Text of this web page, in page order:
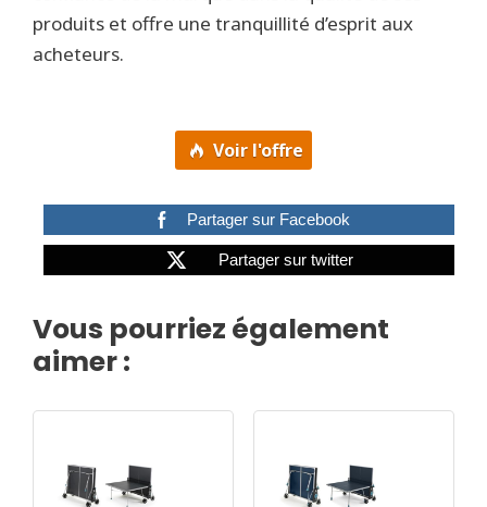
produits et offre une tranquillité d’esprit aux
acheteurs.
Voir l'offre
Partager sur Facebook
Partager sur twitter
Vous pourriez également
aimer :